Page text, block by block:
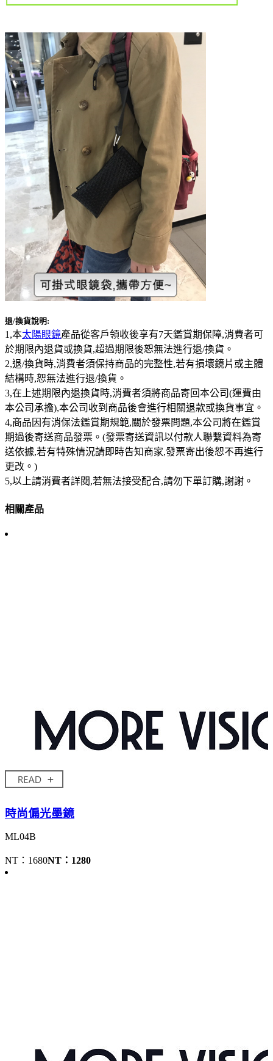
退/換貨說明 :
1,本太陽眼鏡產品從客戶領收後享有7天鑑賞期保障,消費者可
於期限內退貨或換貨,超過期限後恕無法進行退/換貨。
2,退/換貨時,消費者須保持商品的完整性,若有損壞鏡片或主體
結構時,恕無法進行退/換貨。
3,在上述期限內退換貨時,消費者須將商品寄回本公司(運費由
本公司承擔),本公司收到商品後會進行相關退款或換貨事宜。
4,商品因有消保法鑑賞期規範,關於發票問題,本公司將在鑑賞
期過後寄送商品發票。(發票寄送資訊以付款人聯繫資料為寄
送依據,若有特殊情況請即時告知商家,發票寄出後恕不再進行
更改。)
5,以上請消費者詳閱,若無法接受配合,請勿下單訂購,謝謝。
相關產品
時尚偏光墨鏡
ML04B
NT：1680NT：1280